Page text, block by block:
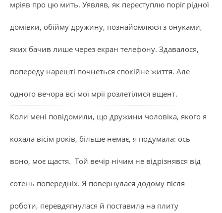
мріяв про цю мить. Уявляв, як переступлю поріг рідної
домівки, обійму дружину, познайомлюся з онуками,
яких бачив лише через екран телефону. Здавалося,
попереду нарешті почнеться спокійне життя. Але
одного вечора всі мої мрії розлетілися вщент.
Коли мені повідомили, що дружини чоловіка, якого я
кохала вісім років, більше немає, я подумала: ось
воно, моє щастя. Той вечір нічим не відрізнявся від
сотень попередніх. Я повернулася додому після
роботи, перевдягнулася й поставила на плиту